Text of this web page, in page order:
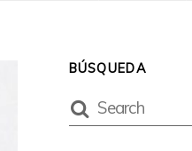
BÚSQUEDA